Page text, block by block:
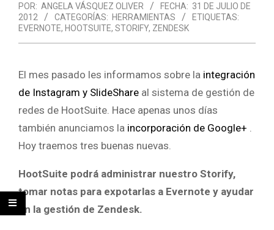
POR: ANGELA VÁSQUEZ OLIVER FECHA: 31 DE JULIO DE
2012
CATEGORÍAS: HERRAMIENTAS
ETIQUETAS:
EVERNOTE, HOOTSUITE, STORIFY, ZENDESK
El mes pasado les informamos sobre la integración
de Instagram y SlideShare al sistema de gestión de
redes de HootSuite. Hace apenas unos días
también anunciamos la incorporación de Google+
Hoy traemos tres buenas nuevas.
HootSuite podrá administrar nuestro Storify,
tomar notas para expotarlas a Evernote y ayudar
en la gestión de Zendesk.